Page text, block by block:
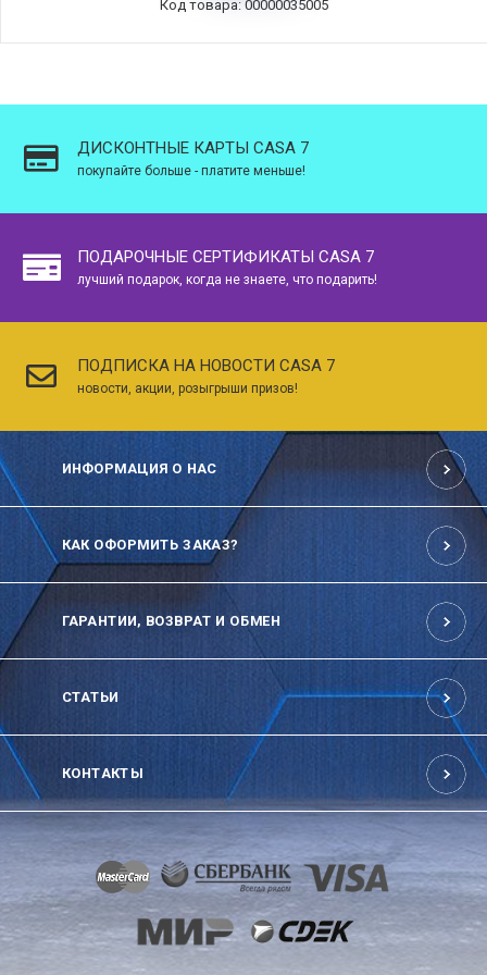
Код товара: 00000035005
ДИСКОНТНЫЕ КАРТЫ CASA 7
покупайте больше - платите меньше!
ПОДАРОЧНЫЕ СЕРТИФИКАТЫ CASA 7
лучший подарок, когда не знаете, что подарить!
ПОДПИСКА НА НОВОСТИ CASA 7
новости, акции, розыгрыши призов!
ИНФОРМАЦИЯ О НАС
КАК ОФОРМИТЬ ЗАКАЗ?
ГАРАНТИИ, ВОЗВРАТ И ОБМЕН
СТАТЬИ
КОНТАКТЫ